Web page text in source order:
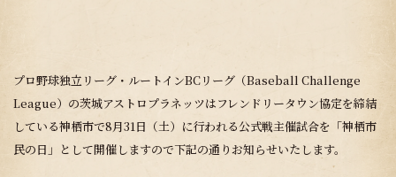
プロ野球独立リーグ・ルートインBCリーグ（Baseball Challenge
League）の茨城アストロプラネッツはフレンドリータウン協定を締結
している神栖市で8月31日（土）に行われる公式戦主催試合を「神栖市
民の日」として開催しますので下記の通りお知らせいたします。